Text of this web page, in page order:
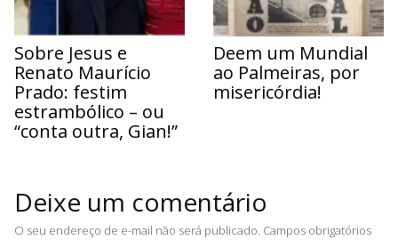
Sobre Jesus e
Renato Maurício
Prado: festim
estrambólico – ou
“conta outra, Gian!”
Deem um Mundial
ao Palmeiras, por
misericórdia!
Deixe um comentário
O seu endereço de e-mail não será publicado. Campos obrigatórios